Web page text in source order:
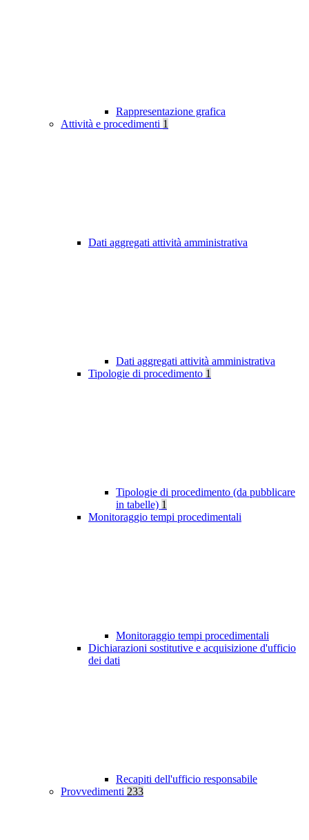
Rappresentazione grafica
Attività e procedimenti 1
Dati aggregati attività amministrativa
Dati aggregati attività amministrativa
Tipologie di procedimento 1
Tipologie di procedimento (da pubblicare
in tabelle) 1
Monitoraggio tempi procedimentali
Monitoraggio tempi procedimentali
Dichiarazioni sostitutive e acquisizione d'ufficio
dei dati
Recapiti dell'ufficio responsabile
Provvedimenti 233